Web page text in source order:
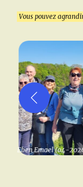
Vous pouvez
Eben Emael (04-